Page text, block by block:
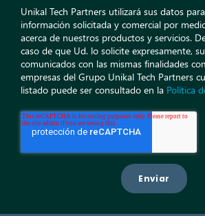
Unikal Tech Partners utilizará sus datos
información solicitada y comercial por
acerca de nuestros productos y servicios.
caso de que Ud. lo solicite expresamente,
comunicados con las mismas finalidades
empresas del Grupo Unikal Tech Partners
listado puede ser consultado en la Política